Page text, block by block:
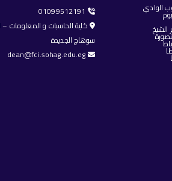
الوادي
01099512191
كلية الحاسبات و المعلومات
سوهاج الجديدة